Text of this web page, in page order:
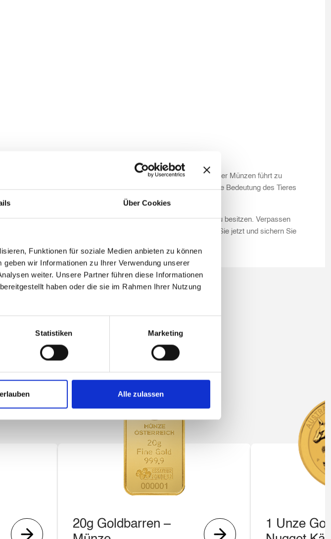
Über Cookies
Funktionen für soziale Medien anbieten zu können
wir Informationen zu Ihrer Verwendung unserer
weiter. Unsere Partner führen diese Informationen
haben oder die sie im Rahmen Ihrer Nutzung
Statistiken Marketing
Alle zulassen
Kombination aus der teils niedrigen Auflage und der Beliebtheit der Münzen führt zu
und das detailreiche Design, welches die jeweilige symbolische Bedeutung des Tieres
eine komplette Serie von numismatischer Exzellenz zu besitzen. Verpassen
um ein außergewöhnliches Highlight zu bereichern. Bestellen Sie jetzt und sichern Sie
20g Goldbarren –
1 Unze